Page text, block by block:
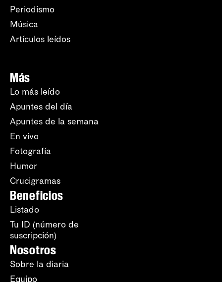
Periodismo
Música
Artículos leídos
Más
Lo más leído
Apuntes del día
Apuntes de la semana
En vivo
Fotografía
Humor
Crucigramas
Beneficios
Listado
Tu ID (número de
suscripción)
Nosotros
Sobre la diaria
Equipo